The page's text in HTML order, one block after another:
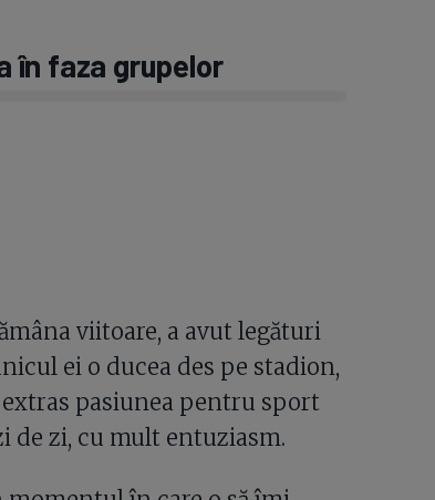
în faza grupelor
viitoare, a avut legături
ei o ducea des pe stadion,
pasiunea pentru sport
de zi, cu mult entuziasm.